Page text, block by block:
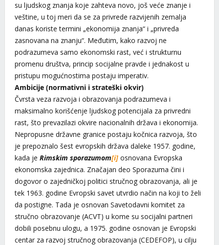
su ljudskog znanja koje zahteva novo, još veće znanje i
veštine, u toj meri da se za privrede razvijenih zemalja
danas koriste termini „ekonomija znanja“ i „privreda
zasnovana na znanju“. Međutim, kako razvoj ne
podrazumeva samo ekonomski rast, već i strukturnu
promenu društva, princip socijalne pravde i jednakost u
pristupu mogućnostima postaju imperativ.
Ambicije (normativni i strateški okvir)
Čvrsta veza razvoja i obrazovanja podrazumeva i
maksimalno korišćenje ljudskog potencijala za privredni
rast, što prevazilazi okvire nacionalnih država i ekonomija.
Nepropusne državne granice postaju kočnica razvoja, što
je prepoznalo šest evropskih država daleke 1957. godine,
kada je Rimskim sporazumom[i] osnovana Evropska
ekonomska zajednica. Značajan deo Sporazuma čini i
dogovor o zajedničkoj politici stručnog obrazovanja, ali je
tek 1963. godine Evropski savet utvrdio način na koji to želi
da postigne. Tada je osnovan Savetodavni komitet za
stručno obrazovanje (ACVT) u kome su socijalni partneri
dobili posebnu ulogu, a 1975. godine osnovan je Evropski
centar za razvoj stručnog obrazovanja (CEDEFOP), u cilju